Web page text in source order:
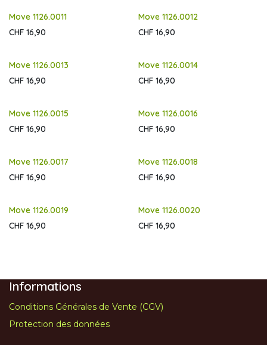
Move 1126.0011
CHF 16,90
Move 1126.0012
CHF 16,90
Move 1126.0013
CHF 16,90
Move 1126.0014
CHF 16,90
Move 1126.0015
CHF 16,90
Move 1126.0016
CHF 16,90
Move 1126.0017
CHF 16,90
Move 1126.0018
CHF 16,90
Move 1126.0019
CHF 16,90
Move 1126.0020
CHF 16,90
Informations
Conditions Générales de Vente (CGV)
Protection des données